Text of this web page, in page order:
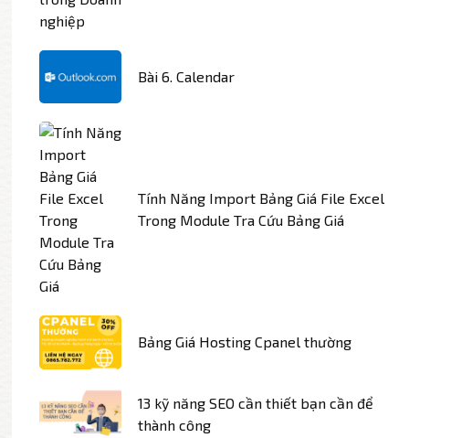
Bài 6. Calendar
Tính Năng Import Bảng Giá File Excel
Trong Module Tra Cứu Bảng Giá
Bảng Giá Hosting Cpanel thường
13 kỹ năng SEO cần thiết bạn cần để
thành công